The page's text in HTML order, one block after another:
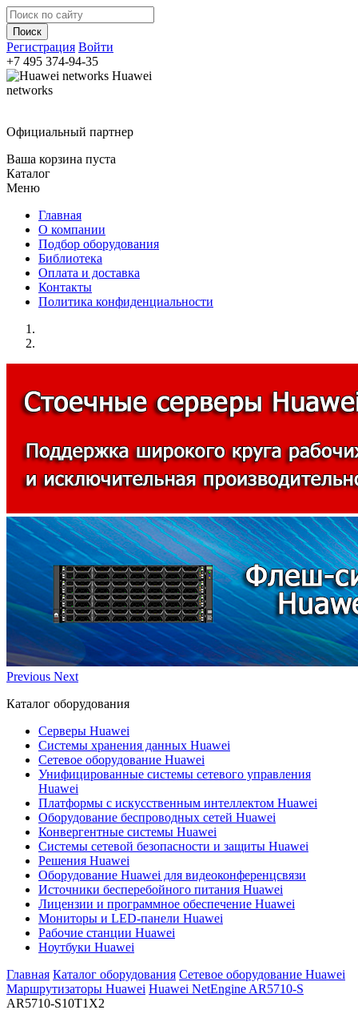
Регистрация Войти
+7 495 374-94-35
Huawei
networks
Официальный партнер
Ваша корзина пуста
Каталог
Меню
Главная
О компании
Подбор оборудования
Библиотека
Оплата и доставка
Контакты
Политика конфиденциальности
Previous Next
Каталог оборудования
Серверы Huawei
Системы хранения данных Huawei
Сетевое оборудование Huawei
Унифицированные системы сетевого управления
Huawei
Платформы с искусственным интеллектом Huawei
Оборудование беспроводных сетей Huawei
Конвергентные системы Huawei
Системы сетевой безопасности и защиты Huawei
Решения Huawei
Оборудование Huawei для видеоконференцсвязи
Источники бесперебойного питания Huawei
Лицензии и программное обеспечение Huawei
Мониторы и LED-панели Huawei
Рабочие станции Huawei
Ноутбуки Huawei
Главная Каталог оборудования Сетевое оборудование Huawei
Маршрутизаторы Huawei Huawei NetEngine AR5710-S
AR5710-S10T1X2